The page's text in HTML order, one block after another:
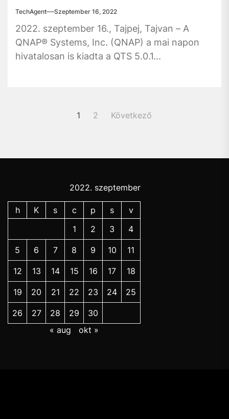
TechAgent Szeptember 16, 2022
2022. szeptember 16., Tajpej, Tajvan – A
QNAP® Systems, Inc. (QNAP) a mai napon
hivatalosan is kiadta a QTS 5.0.1...
1 2 Következő
2022. szeptember
h K s c p s
v
1
2 3 4
5 6 7 8 9 10 11
12 13 14 15 16 17 18
19 20 21 22 23 24 25
26 27 28 29
30
« aug
okt »